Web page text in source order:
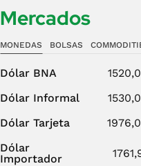
Mercados
MONEDAS BOLSAS
Dólar BNA
Dólar Informal
Dólar Tarjeta
Dólar
Importador